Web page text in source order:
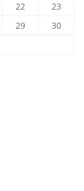
22
23
29
30